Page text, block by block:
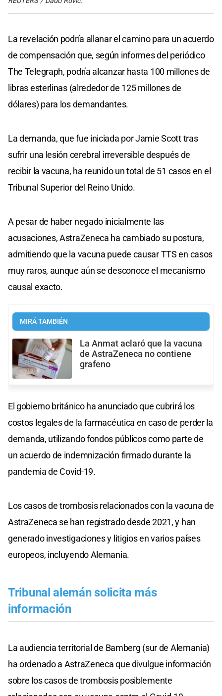
La revelación podría allanar el camino para un acuerdo
de compensación que, según informes del periódico
The Telegraph, podría alcanzar hasta 100 millones de
libras esterlinas (alrededor de 125 millones de
dólares) para los demandantes.
La demanda, que fue iniciada por Jamie Scott tras
sufrir una lesión cerebral irreversible después de
recibir la vacuna, ha reunido un total de 51 casos en el
Tribunal Superior del Reino Unido.
A pesar de haber negado inicialmente las
acusaciones, AstraZeneca ha cambiado su postura,
admitiendo que la vacuna puede causar TTS en casos
muy raros, aunque aún se desconoce el mecanismo
causal exacto.
MIRÁ TAMBIÉN
La Anmat aclaró que la vacuna
de AstraZeneca no contiene
grafeno
El gobierno británico ha anunciado que cubrirá los
costos legales de la farmacéutica en caso de perder la
demanda, utilizando fondos públicos como parte de
un acuerdo de indemnización firmado durante la
pandemia de Covid-19.
Los casos de trombosis relacionados con la vacuna de
AstraZeneca se han registrado desde 2021, y han
generado investigaciones y litigios en varios países
europeos, incluyendo Alemania.
Tribunal alemán solicita más
información
La audiencia territorial de Bamberg (sur de Alemania)
ha ordenado a AstraZeneca que divulgue información
sobre los casos de trombosis posiblemente